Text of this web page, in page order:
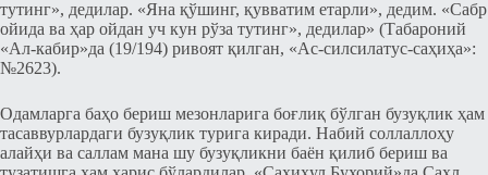
тутинг», дедилар. «Яна қўшинг, қувватим етарли», дедим. «Сабр
ойида ва ҳар ойдан уч кун рўза тутинг», дедилар» (Табароний
«Ал-кабир»да (19/194) ривоят қилган, «Ас-силсилатус-саҳиҳа»:
№2623).
Одамларга баҳо бериш мезонларига боғлиқ бўлган бузуқлик ҳам
тасаввурлардаги бузуқлик турига киради. Набий соллаллоҳу
алайҳи ва саллам мана шу бузуқликни баён қилиб бериш ва